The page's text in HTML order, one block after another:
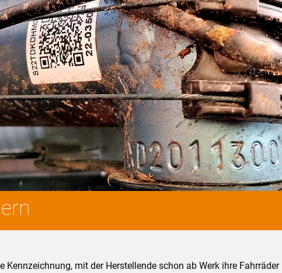
Kennzeichnung, mit der Herstellende schon ab Werk ihre Fahrräder